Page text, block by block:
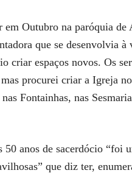
Outubro na paróquia
que se desenvolvia
criar espaços novos. Os
procurei criar a Igreja
Fontainhas, nas
anos de sacerdócio
que diz ter,